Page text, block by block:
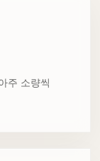
주 소량씩